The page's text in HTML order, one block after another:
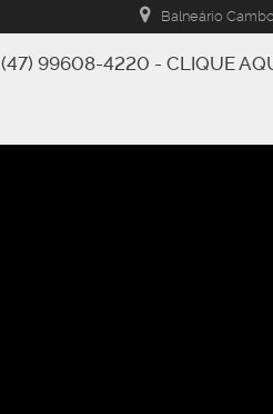
Balneário
(47) 99608-4220 - CLIQUE